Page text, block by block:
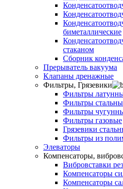
биметаллические
стаканом
Сборник
Прерыватель вакуума
Клапаны дренажные
Фильтры, Грязевики
Фильтры
Фильтры
Фильтры
Фильтры газовые
Грязевики
Фильтры из
Элеваторы
Компенсаторы,
Вибровставки
Компенсаторы
Компенсаторы